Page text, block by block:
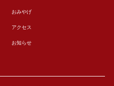
おみやげ
アクセス
お知らせ